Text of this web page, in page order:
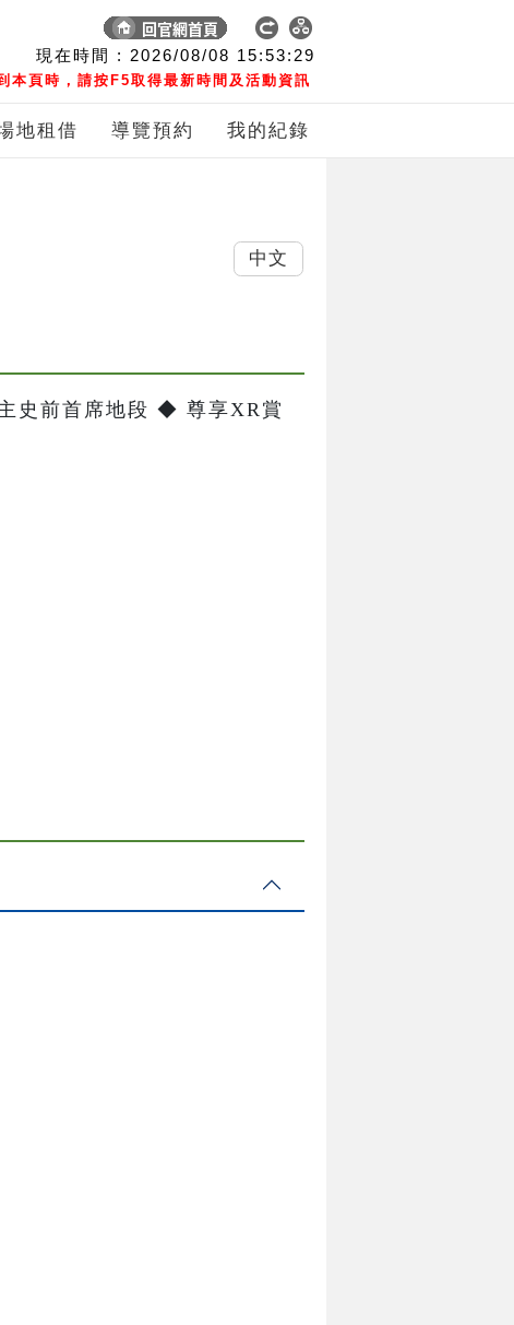
現在時間 : 2026/08/08 15:53:29
本頁時，請按F5取得最新時間及活動資訊
地租借 導覽預約 我的紀錄
史前首席地段 ◆ 尊享XR賞